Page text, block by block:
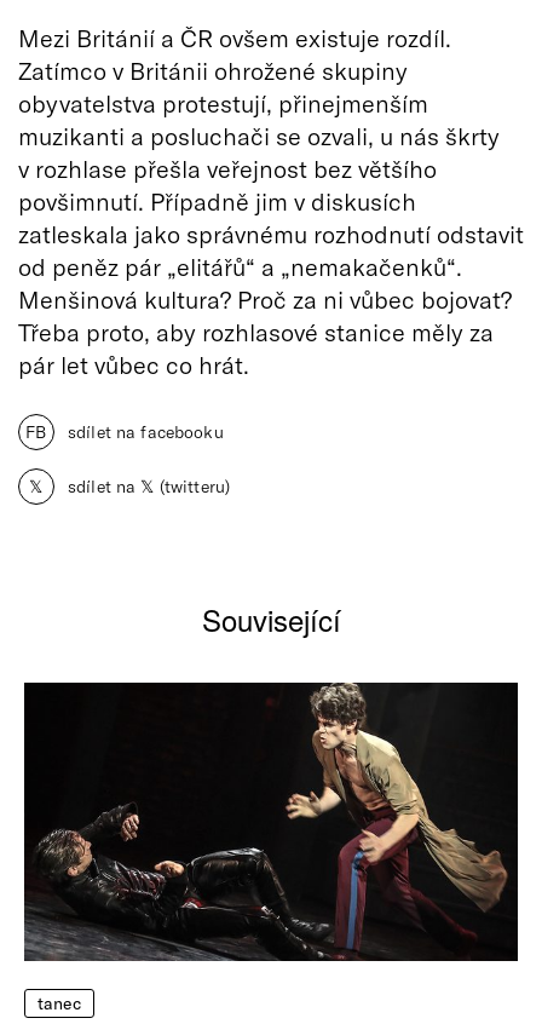
Mezi Británií a ČR ovšem existuje rozdíl.
Zatímco v Británii ohrožené skupiny
obyvatelstva protestují, přinejmenším
muzikanti a posluchači se ozvali, u nás škrty
v rozhlase přešla veřejnost bez většího
povšimnutí. Případně jim v diskusích
zatleskala jako správnému rozhodnutí odstavit
od peněz pár „elitářů“ a „nemakačenků“.
Menšinová kultura? Proč za ni vůbec bojovat?
Třeba proto, aby rozhlasové stanice měly za
pár let vůbec co hrát.
FB sdílet na facebooku
𝕏 sdílet na 𝕏 (twitteru)
Související
tanec